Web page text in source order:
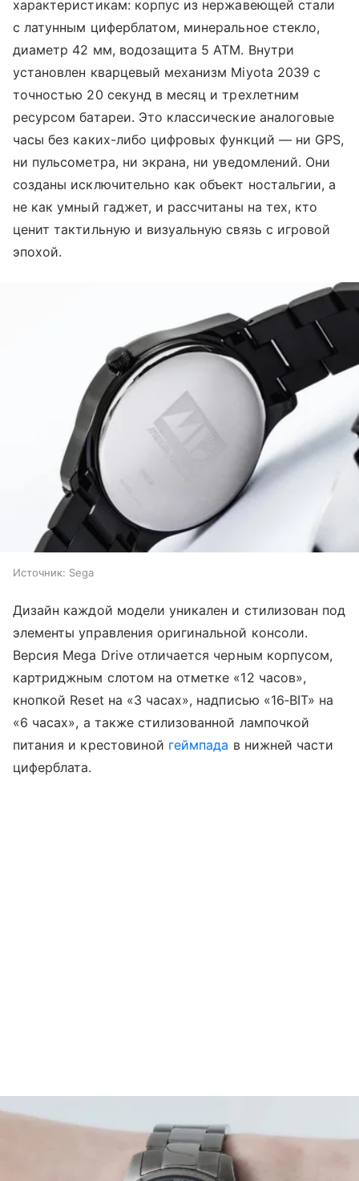
характеристикам: корпус из нержавеющей стали
с латунным циферблатом, минеральное стекло,
диаметр 42 мм, водозащита 5 ATM. Внутри
установлен кварцевый механизм Miyota 2039 с
точностью 20 секунд в месяц и трехлетним
ресурсом батареи. Это классические аналоговые
часы без каких-либо цифровых функций — ни GPS,
ни пульсометра, ни экрана, ни уведомлений. Они
созданы исключительно как объект ностальгии, а
не как умный гаджет, и рассчитаны на тех, кто
ценит тактильную и визуальную связь с игровой
эпохой.
Источник: Sega
Дизайн каждой модели уникален и стилизован под
элементы управления оригинальной консоли.
Версия Mega Drive отличается черным корпусом,
картриджным слотом на отметке «12 часов»,
кнопкой Reset на «3 часах», надписью «16‑BIT» на
«6 часах», а также стилизованной лампочкой
питания и крестовиной геймпада в нижней части
циферблата.